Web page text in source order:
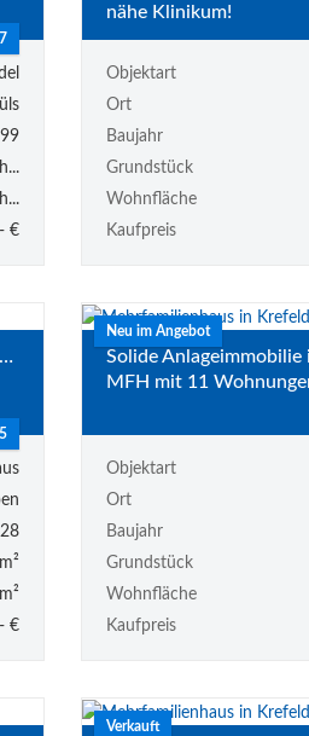
€
nähe Klinikum!
Objektart
Ort
Baujahr
Grundstück
Wohnfläche
Kaufpreis
€
Neu im Angebot
Solide Anlageimmobilie
MFH mit 11
Objektart
Ort
Baujahr
Grundstück
Wohnfläche
Kaufpreis
Verkauft